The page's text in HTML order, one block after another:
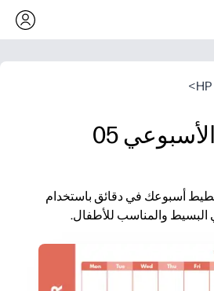
>
أسبوعك في دقائق باستخدام
والمناسب للأطفال.
أسبوعية من صفحة واحدة تبقي
مسبق - ما عليك سوى الطباعة في